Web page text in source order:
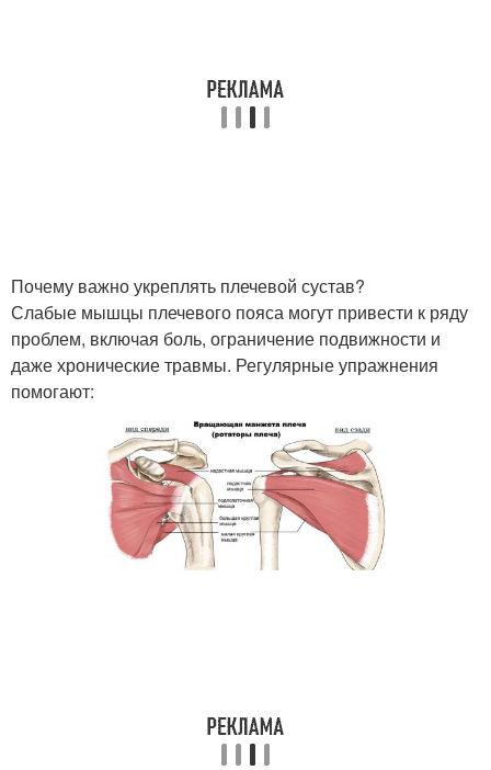
Почему важно укреплять плечевой сустав?
Слабые мышцы плечевого пояса могут привести к ряду
проблем, включая боль, ограничение подвижности и
даже хронические травмы. Регулярные упражнения
помогают: